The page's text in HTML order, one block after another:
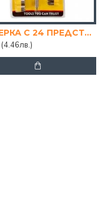
ОТВЕРКА С 24 ПРЕДСТАВКИ
(4.46лв.)